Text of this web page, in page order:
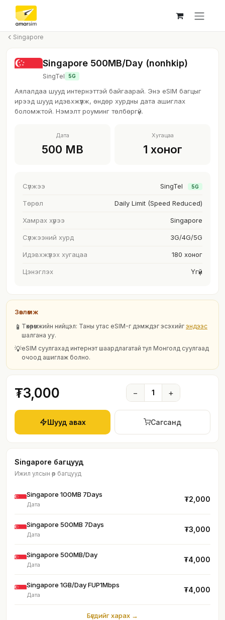
Skip to Content
Singapore
Singapore 500MB/Day (nonhkip)
SingTel 5G
Аялалдаа шууд интернэттэй байгаарай. Энэ eSIM багцыг
ирээд шууд идэвхжүүлж, өндөр хурдны дата ашиглах
боломжтой. Нэмэлт роуминг төлбөргүй.
Дата
500 MB
Хугацаа
1 хоног
Сүлжээ SingTel 5G
Төрөл Daily Limit (Speed Reduced)
Хамрах хүрээ Singapore
Сүлжээний хурд 3G/4G/5G
Идэвхжүүлэх хугацаа 180 хоног
Цэнэглэх Үгүй
Зөвлөмж
📱 Төхөөрөмжийн нийцэл: Таны утас eSIM-г дэмждэг эсэхийг эндээс
шалгана уу.
💡eSIM суулгахад интернэт шаардлагатай тул Монголд суулгаад
очоод ашиглаж болно.
₮3,000 − 1 +
Шууд авах Сагсанд
Singapore багцууд
Ижил улсын өөр багцууд
Singapore 100MB 7Days
Дата
₮2,000
Singapore 500MB 7Days
Дата
₮3,000
Singapore 500MB/Day
Дата
₮4,000
Singapore 1GB/Day FUP1Mbps
Дата
₮4,000
Бүгдийг харах →